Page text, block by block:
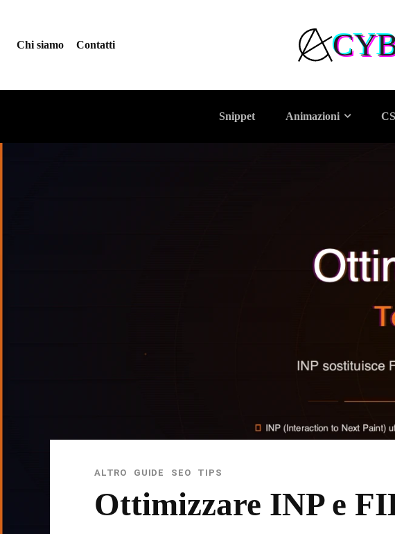
Chi siamo Contatti
Snippet Animazioni
ALTRO GUIDE SEO TIPS
Ottimizzare INP e